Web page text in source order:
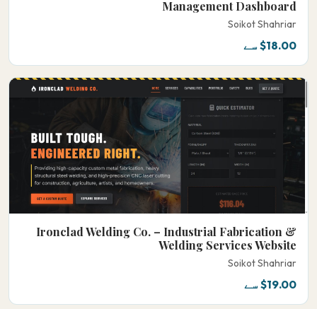
Management Dashboard
Soikot Shahriar
$18.00 سے
Ironclad Welding Co. – Industrial Fabrication &
Welding Services Website
Soikot Shahriar
$19.00 سے